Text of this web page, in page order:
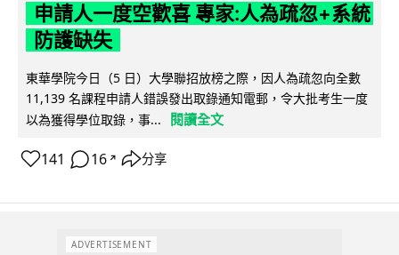
申請人一度空歡喜 專家:人為疏忽+系統
防護缺失
東華學院今日（5 日）大學聯招放榜之際，因人為疏忽向全數
11,139 名課程申請人錯誤發出取錄通知電郵，令大批考生一度
以為獲得學位取錄，事...
閱讀全文
141 16 ↗ 分享
ADVERTISEMENT